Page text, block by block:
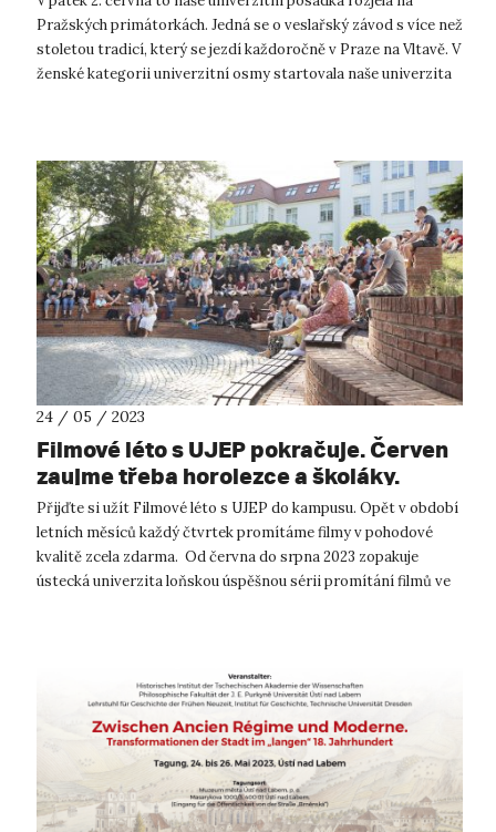
Pražských primátorkách. Jedná se o veslařský závod s více než
stoletou tradicí, který se jezdí každoročně v Praze na Vltavě. V
ženské kategorii univerzitní osmy startovala naše univerzita
24 / 05 / 2023
Filmové léto s UJEP pokračuje. Červen
zaujme třeba horolezce a školáky.
Přijďte si užít Filmové léto s UJEP do kampusu. Opět v období
letních měsíců každý čtvrtek promítáme filmy v pohodové
kvalitě zcela zdarma. Od června do srpna 2023 zopakuje
ústecká univerzita loňskou úspěšnou sérii promítání filmů ve